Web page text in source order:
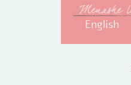
English